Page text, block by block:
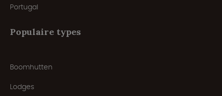
Portugal
Populaire types
Boomhutten
Lodges